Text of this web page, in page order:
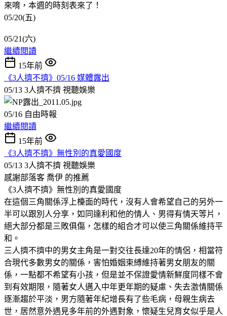
來唷，本週的時刻表來了！
05/20(五)
05/21(六)
繼續閱讀
15年前
《3人擠不擠》05/16 媒體露出
05/13 3人擠不擠 視聽娛樂
05/16 自由時報
繼續閱讀
15年前
《3人擠不擠》無性別的真愛國度
05/13 3人擠不擠 視聽娛樂
感謝部落客 喬伊 的推薦
《3人擠不擠》無性別的真愛國度
在這個三角關係浮上檯面的時代，沒有人會希望自己的另外一
半可以跟別人分享，如同達利和他的情人、男得有情天等片，
絕大部分都是三敗俱傷，怎樣的組合才可以使三角關係維持平
和。
三人擠不擠中的男女主角是一對交往長達20年的情侶，相當符
合現代多數男女的關係，害怕婚姻束縛維持著男女朋友的關
係，一點都不希望有小孩，但是並不保證愛情新鮮度同樣不會
到有效期限，隨著女人邁入中年更年期的疑慮、失去激情關係
逐漸趨於平淡，男方隨著年紀增長有了些毛病，母親生病去
世，居然意外遇見多年前的外遇對象，懷疑生兒育女似乎是人